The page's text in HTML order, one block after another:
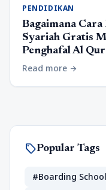
PENDIDIKAN
Bagaimana
Syariah Gratis
Penghafal Al
Read more arrow_forward
sellPopular Tags
#Boarding